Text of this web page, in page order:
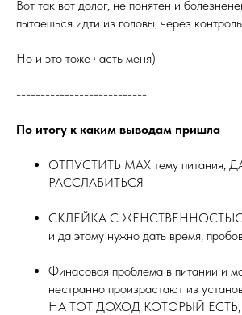
Вот так вот долог, не понятен и
пытаешься идти из головы, через
Но и это тоже часть меня)
---------------------------
По итогу к каким выводам пришла
ОТПУСТИТЬ МАХ тему питания,
РАССЛАБИТЬСЯ
СКЛЕЙКА С ЖЕНСТВЕННОСТЬЮ,
и да этому нужно дать время,
Финасовая проблема в питании и
нестранно произрастают из
НА ТОТ ДОХОД КОТОРЫЙ